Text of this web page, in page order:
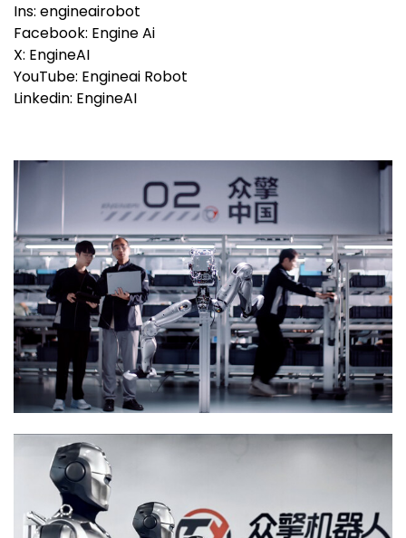
Ins: engineairobot
Facebook: Engine Ai
X: EngineAI
YouTube: Engineai Robot
Linkedin: EngineAI